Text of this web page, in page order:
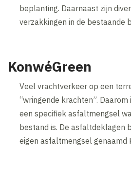
beplanting. Daarnaast zijn
verzakkingen in de bestaande
KonwéGreen
Veel vrachtverkeer op een
“wringende krachten”.
een specifiek asfaltmengsel
bestand is. De asfaltdeklagen
eigen asfaltmengsel genaamd